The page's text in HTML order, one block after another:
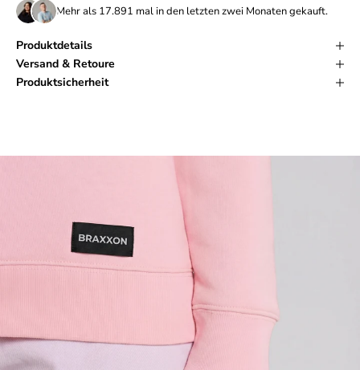
Mehr als 17.891 mal in den letzten zwei Monaten gekauft.
Produktdetails
Versand & Retoure
Produktsicherheit